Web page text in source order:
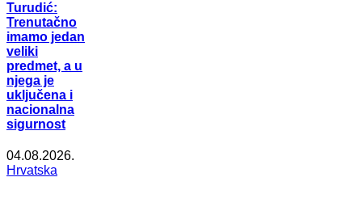
Turudić:
Trenutačno
imamo jedan
veliki
predmet, a u
njega je
uključena i
nacionalna
sigurnost
04.08.2026.
Hrvatska